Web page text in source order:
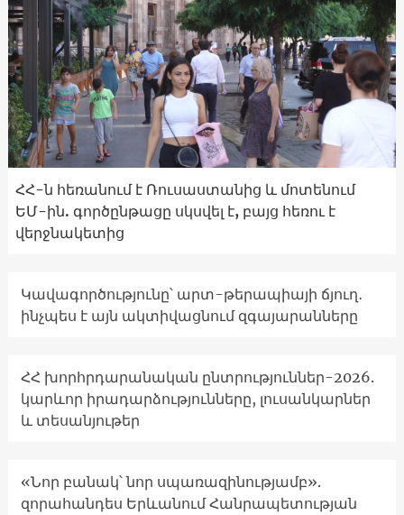
ՀՀ-ն հեռանում է Ռուսաստանից և մոտենում
ԵՄ-ին. գործընթացը սկսվել է, բայց հեռու է
վերջնակետից
Կավագործությունը՝ արտ-թերապիայի ճյուղ․
ինչպես է այն ակտիվացնում զգայարանները
ՀՀ խորհրդարանական ընտրություններ-2026.
կարևոր իրադարձությունները, լուսանկարներ
և տեսանյութեր
«Նոր բանակ՝ նոր սպառազինությամբ».
զորահանդես Երևանում Հանրապետության